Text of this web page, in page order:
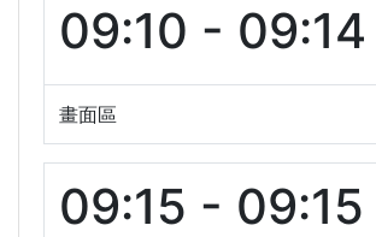
09:10 - 09:14
畫面區
09:15 - 09:15